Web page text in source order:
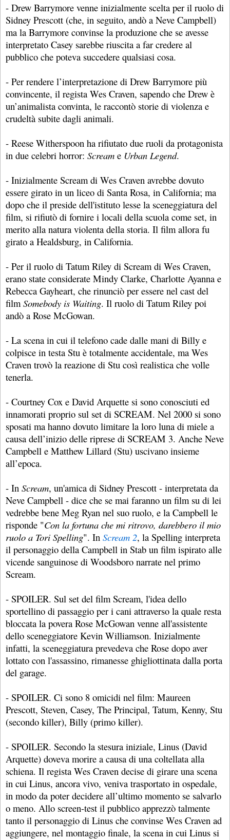
- Drew Barrymore venne inizialmente scelta per il ruolo di
Sidney Prescott (che, in seguito, andò a Neve Campbell)
ma la Barrymore convinse la produzione che se avesse
interpretato Casey sarebbe riuscita a far credere al
pubblico che poteva succedere qualsiasi cosa.
- Per rendere l’interpretazione di Drew Barrymore più
convincente, il regista Wes Craven, sapendo che Drew è
un’animalista convinta, le raccontò storie di violenza e
crudeltà subite dagli animali.
- Reese Witherspoon ha rifiutato due ruoli da protagonista
in due celebri horror: Scream e Urban Legend.
- Inizialmente Scream di Wes Craven avrebbe dovuto
essere girato in un liceo di Santa Rosa, in California; ma
dopo che il preside dell'istituto lesse la sceneggiatura del
film, si rifiutò di fornire i locali della scuola come set, in
merito alla natura violenta della storia. Il film allora fu
girato a Healdsburg, in California.
- Per il ruolo di Tatum Riley di Scream di Wes Craven,
erano state considerate Mindy Clarke, Charlotte Ayanna e
Rebecca Gayheart, che rinunciò per essere nel cast del
filmSomebody is Waiting. Il ruolo di Tatum Riley poi
andò a Rose McGowan.
- La scena in cui il telefono cade dalle mani di Billy e
colpisce in testa Stu è totalmente accidentale, ma Wes
Craven trovò la reazione di Stu così realistica che volle
tenerla.
- Courtney Cox e David Arquette si sono conosciuti ed
innamorati proprio sul set di SCREAM. Nel 2000 si sono
sposati ma hanno dovuto limitare la loro luna di miele a
causa dell’inizio delle riprese di SCREAM 3. Anche Neve
Campbell e Matthew Lillard (Stu) uscivano insieme
all’epoca.
- In Scream, un'amica di Sidney Prescott - interpretata da
Neve Campbell - dice che se mai faranno un film su di lei
vedrebbe bene Meg Ryan nel suo ruolo, e la Campbell le
risponde "Con la fortuna che mi ritrovo, darebbero il mio
ruolo a Tori Spelling". In Scream 2, la Spelling interpreta
il personaggio della Campbell in Stab un film ispirato alle
vicende sanguinose di Woodsboro narrate nel primo
Scream.
- SPOILER. Sul set del film Scream, l'idea dello
sportellino di passaggio per i cani attraverso la quale resta
bloccata la povera Rose McGowan venne all'assistente
dello sceneggiatore Kevin Williamson. Inizialmente
infatti, la sceneggiatura prevedeva che Rose dopo aver
lottato con l'assassino, rimanesse ghigliottinata dalla porta
del garage.
- SPOILER. Ci sono 8 omicidi nel film: Maureen
Prescott, Steven, Casey, The Principal, Tatum, Kenny, Stu
(secondo killer), Billy (primo killer).
- SPOILER. Secondo la stesura iniziale, Linus (David
Arquette) doveva morire a causa di una coltellata alla
schiena. Il regista Wes Craven decise di girare una scena
in cui Linus, ancora vivo, veniva trasportato in ospedale,
in modo da poter decidere all’ultimo momento se salvarlo
o meno. Allo screen-test il pubblico apprezzò talmente
tanto il personaggio di Linus che convinse Wes Craven ad
aggiungere, nel montaggio finale, la scena in cui Linus si